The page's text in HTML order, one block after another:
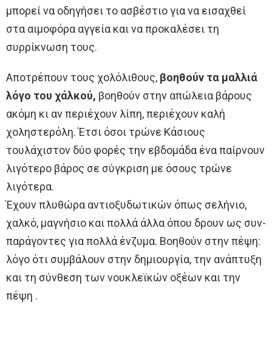
μπορεί να οδηγήσει το ασβέστιο για να εισαχθεί
στα αιμοφόρα αγγεία και να προκαλέσει τη
συρρίκνωση τους.
Αποτρέπουν τους χολόλιθους, βοηθούν τα μαλλιά
λόγο του χάλκού, βοηθούν στην απώλεια βάρους
ακόμη κι αν περιέχουν λίπη, περιέχουν καλή
χοληστερόλη. Έτσι όσοι τρώνε Κάσιους
τουλάχιστον δύο φορές την εβδομάδα ένα παίρνουν
λιγότερο βάρος σε σύγκριση με όσους τρώνε
λιγότερα.
Έχουν πλυθώρα αντιοξυδωτικών όπως σελήνιο,
χαλκό, μαγνήσιο και πολλά άλλα όπου δρουν ως συν-
παράγοντες για πολλά ένζυμα. Βοηθούν στην πέψη:
λόγο ότι συμβάλουν στην δημιουργία, την ανάπτυξη
και τη σύνθεση των νουκλεϊκών οξέων και την
πέψη .